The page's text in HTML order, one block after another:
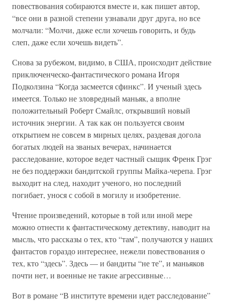
повествования собираются вместе и, как пишет автор,
“все они в разной степени узнавали друг друга, но все
молчали: “Молчи, даже если хочешь говорить, и будь
слеп, даже если хочешь видеть”.
Снова за рубежом, видимо, в США, происходит действие
приключенческо-фантастического романа Игоря
Подколзина “Когда засмеется сфинкс”. И ученый здесь
имеется. Только не зловредный маньяк, а вполне
положительный Роберт Смайлс, открывший новый
источник энергии. А так как он пользуется своим
открытием не совсем в мирных целях, раздевая догола
богатых людей на званых вечерах, начинается
расследование, которое ведет частный сыщик Френк Грэг
не без поддержки бандитской группы Майка-черепа. Грэг
выходит на след, находит ученого, но последний
погибает, унося с собой в могилу и изобретение.
Чтение произведений, которые в той или иной мере
можно отнести к фантастическому детективу, наводит на
мысль, что рассказы о тех, кто “там”, получаются у наших
фантастов гораздо интереснее, нежели повествования о
тех, кто “здесь”. Здесь — и бандиты “не те”, и маньяков
почти нет, и военные не такие агрессивные…
Вот в романе “В институте времени идет расследование”